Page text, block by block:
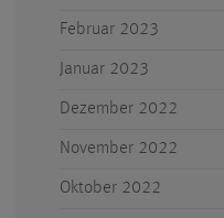
Februar 2023
Januar 2023
Dezember 2022
November 2022
Oktober 2022